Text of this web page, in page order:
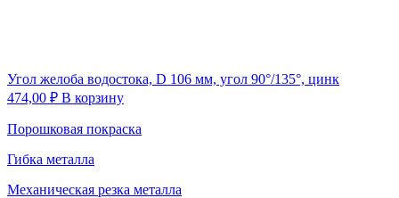
Угол желоба водостока, D 106 мм, угол 90°/135°, цинк
474,00 ₽ В корзину
Порошковая покраска
Гибка металла
Механическая резка металла